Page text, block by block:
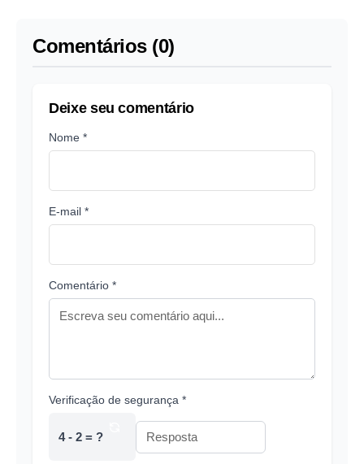
Comentários (0)
Deixe seu comentário
Nome *
E-mail *
Comentário *
Verificação de segurança *
4 - 2 = ?